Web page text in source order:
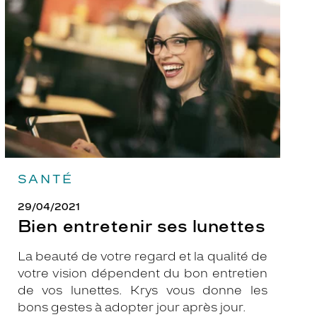
SANTÉ
29/04/2021
Bien entretenir ses lunettes
La beauté de votre regard et la qualité de
votre vision dépendent du bon entretien
de vos lunettes. Krys vous donne les
bons gestes à adopter jour après jour.
ses
lunettes